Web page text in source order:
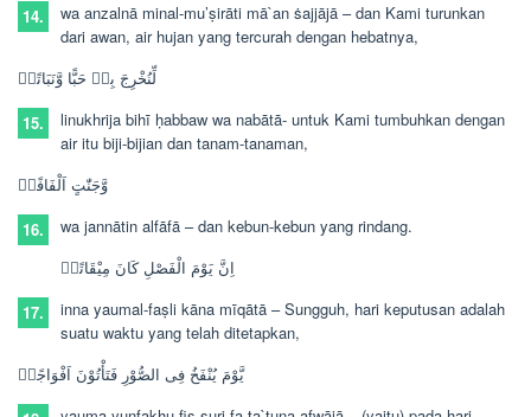
14.
wa anzalnā minal-mu’ṣirāti mā`an ṡajjājā –dan Kami turunkan
dari awan, air hujan yang tercurah dengan hebatnya,
لِّنُخْرِجَ بِهٖ حَبًّا وَّنَبَاتًاۙ
15.
linukhrija bihī ḥabbaw wa nabātā- untuk Kami tumbuhkan dengan
air itu biji-bijian dan tanam-tanaman,
وَّجَنّٰتٍ اَلْفَافًاۗ
16.
wa jannātin alfāfā –dan kebun-kebun yang rindang.
اِنَّ يَوْمَ الْفَصْلِ كَانَ مِيْقَاتًاۙ
17.
inna yaumal-faṣli kāna mīqātā –Sungguh, hari keputusan adalah
suatu waktu yang telah ditetapkan,
يَّوْمَ يُنْفَخُ فِى الصُّوْرِ فَتَأْتُوْنَ اَفْوَاجًاۙ